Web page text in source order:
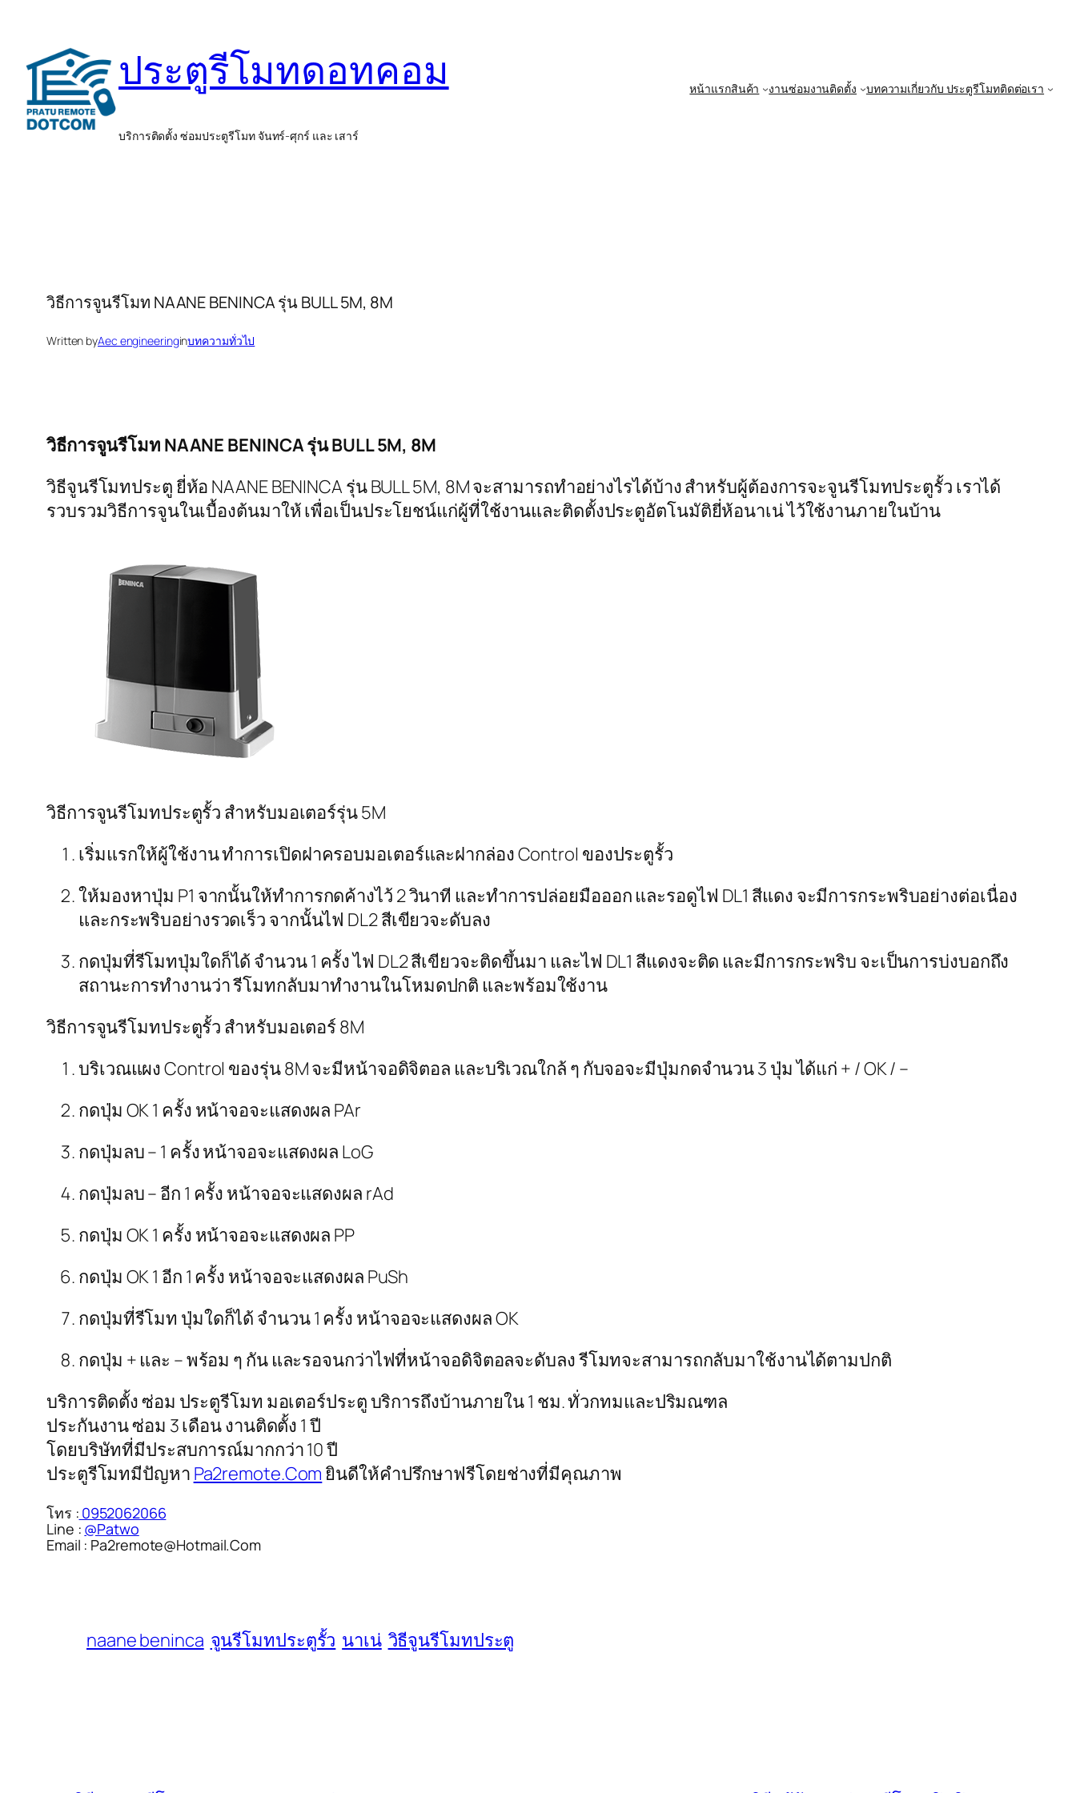
เนื้อหา
ประตูรีโมทดอทคอม
บริการติดตั้ง ซ่อมประตูรีโมท จันทร์-ศุกร์ และ เสาร์
หน้าแรกสินค้า งานซ่อมงานติดตั้ง บทความเกี่ยวกับ ประตูรีโมทติดต่อเรา
วิธีการจูนรีโมท NAANE BENINCA รุ่น BULL 5M, 8M
Written byAec engineeringinบทความทั่วไป
วิธีการจูนรีโมท NAANE BENINCA รุ่น BULL 5M, 8M
วิธีจูนรีโมทประตู ยี่ห้อ NAANE BENINCA รุ่น BULL 5M, 8M จะสามารถทำอย่างไรได้บ้าง สำหรับผู้ต้องการจะจูนรีโมทประตูรั้ว เราได้
รวบรวมวิธีการจูนในเบื้องต้นมาให้ เพื่อเป็นประโยชน์แก่ผู้ที่ใช้งานและติดตั้งประตูอัตโนมัติยี่ห้อนาเน่ ไว้ใช้งานภายในบ้าน
วิธีการจูนรีโมทประตูรั้ว สำหรับมอเตอร์รุ่น 5M
เริ่มแรกให้ผู้ใช้งาน ทำการเปิดฝาครอบมอเตอร์และฝากล่อง Control ของประตูรั้ว
ให้มองหาปุ่ม P1 จากนั้นให้ทำการกดค้างไว้ 2 วินาที และทำการปล่อยมือออก และรอดูไฟ DL1 สีแดง จะมีการกระพริบอย่างต่อเนื่อง
และกระพริบอย่างรวดเร็ว จากนั้นไฟ DL2 สีเขียวจะดับลง
กดปุ่มที่รีโมทปุ่มใดก็ได้ จำนวน 1 ครั้ง ไฟ DL2 สีเขียวจะติดขึ้นมา และไฟ DL1 สีแดงจะติด และมีการกระพริบ จะเป็นการบ่งบอกถึง
สถานะการทำงานว่า รีโมทกลับมาทำงานในโหมดปกติ และพร้อมใช้งาน
วิธีการจูนรีโมทประตูรั้ว สำหรับมอเตอร์ 8M
บริเวณแผง Control ของรุ่น 8M จะมีหน้าจอดิจิตอล และบริเวณใกล้ ๆ กับจอจะมีปุ่มกดจำนวน 3 ปุ่ม ได้แก่ + / OK / –
กดปุ่ม OK 1 ครั้ง หน้าจอจะแสดงผล PAr
กดปุ่มลบ – 1 ครั้ง หน้าจอจะแสดงผล LoG
กดปุ่มลบ – อีก 1 ครั้ง หน้าจอจะแสดงผล rAd
กดปุ่ม OK 1 ครั้ง หน้าจอจะแสดงผล PP
กดปุ่ม OK 1 อีก 1 ครั้ง หน้าจอจะแสดงผล PuSh
กดปุ่มที่รีโมท ปุ่มใดก็ได้ จำนวน 1 ครั้ง หน้าจอจะแสดงผล OK
กดปุ่ม + และ – พร้อม ๆ กัน และรอจนกว่าไฟที่หน้าจอดิจิตอลจะดับลง รีโมทจะสามารถกลับมาใช้งานได้ตามปกติ
บริการติดตั้ง ซ่อม ประตูรีโมท มอเตอร์ประตู บริการถึงบ้านภายใน 1 ชม. ทั่วกทมและปริมณฑล
ประกันงาน ซ่อม 3 เดือน งานติดตั้ง 1 ปี
โดยบริษัทที่มีประสบการณ์มากกว่า 10 ปี
ประตูรีโมทมีปัญหา Pa2remote.Com ยินดีให้คำปรึกษาฟรีโดยช่างที่มีคุณภาพ
โทร : 0952062066
Line : @Patwo
Email : Pa2remote@Hotmail.Com
naane beninca จูนรีโมทประตูรั้ว นาเน่ วิธีจูนรีโมทประตู